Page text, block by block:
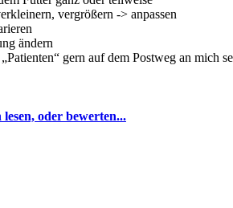
vergrößern -> anpassen
ändern
gern auf dem Postweg an mich
oder bewerten...